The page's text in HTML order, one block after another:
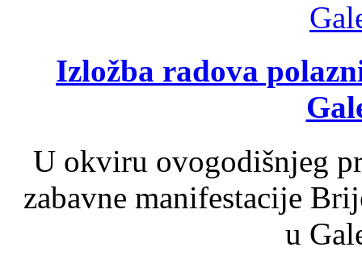
Izložba radova
U okviru ovogodišnjeg
zabavne manifestacije
u